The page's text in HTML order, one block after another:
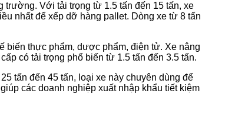
Với tải trọng từ 1.5 tấn đến 15 tấn, xe
nhất để xếp dỡ hàng pallet. Dòng xe từ 8 tấn
biến thực phẩm, dược phẩm, điện tử. Xe nâng
có tải trọng phổ biến từ 1.5 tấn đến 3.5 tấn.
tấn đến 45 tấn, loại xe này chuyên dùng để
các doanh nghiệp xuất nhập khẩu tiết kiệm